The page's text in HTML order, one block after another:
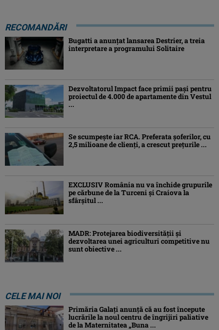
RECOMANDĂRI
Bugatti a anunțat lansarea Destrier, a treia
interpretare a programului Solitaire
Dezvoltatorul Impact face primii pași pentru
proiectul de 4.000 de apartamente din Vestul
...
Se scumpește iar RCA. Preferata șoferilor, cu
2,5 milioane de clienți, a crescut prețurile ...
EXCLUSIV România nu va închide grupurile
pe cărbune de la Turceni și Craiova la
sfârșitul ...
MADR: Protejarea biodiversităţii şi
dezvoltarea unei agriculturi competitive nu
sunt obiective ...
CELE MAI NOI
Primăria Galați anunță că au fost începute
lucrările la noul centru de îngrijiri paliative
de la Maternitatea „Buna ...